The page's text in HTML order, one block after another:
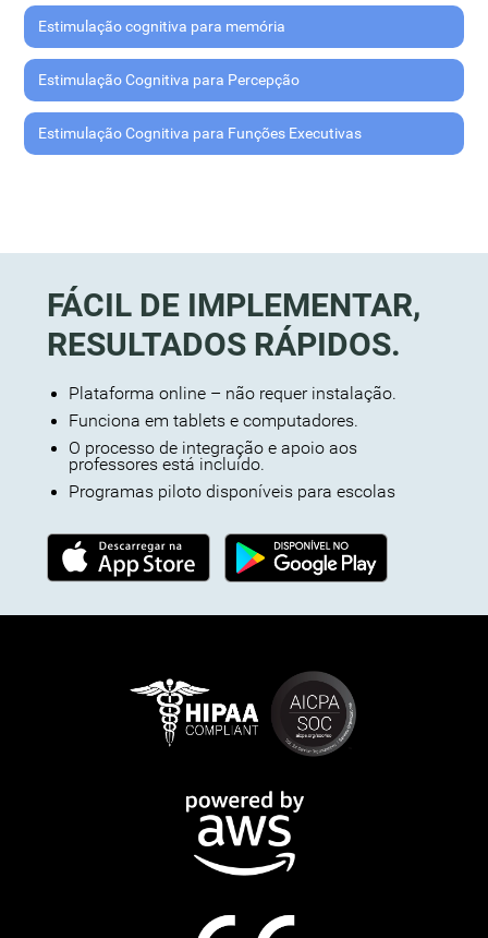
Estimulação cognitiva para memória
Estimulação Cognitiva para Percepção
Estimulação Cognitiva para Funções Executivas
FÁCIL DE IMPLEMENTAR,
RESULTADOS RÁPIDOS.
Plataforma online – não requer instalação.
Funciona em tablets e computadores.
O processo de integração e apoio aos
professores está incluído.
Programas piloto disponíveis para escolas